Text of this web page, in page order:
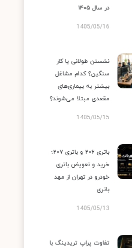
در سال ۱۴۰۵
1405/05/16
نشستن طولانی یا کار
سنگین؟ کدام مشاغل
بیشتر به بیماری‌های
مقعدی مبتلا می‌شوند؟
1405/05/15
باتری ۲۰۶ و باتری ۲۰۷؛
خرید و تعویض باتری
خودرو در تهران از مهد
باتری
1405/05/13
تفاوت پراپ تریدینگ با